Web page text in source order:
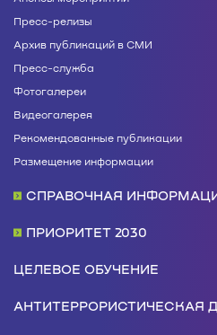
Пресс-релизы
Архив публикаций в СМИ
Пресс-служба
Фотогалереи
Видеогалерея
Рекомендованные публикации
Размещение информации
СПРАВОЧНАЯ
ПРИОРИТЕТ 2030
ЦЕЛЕВОЕ ОБУЧЕНИЕ
АНТИТЕРРОРИСТИЧЕСКАЯ